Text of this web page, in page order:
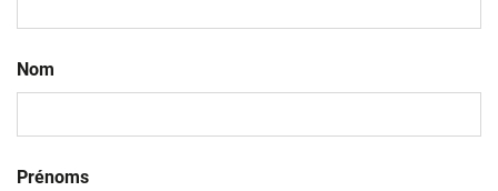
Nom
Prénoms